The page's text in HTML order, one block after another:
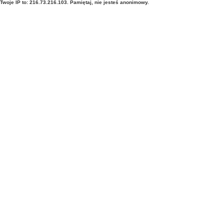
Twoje IP to: 216.73.216.103. Pamiętaj, nie jesteś anonimowy.